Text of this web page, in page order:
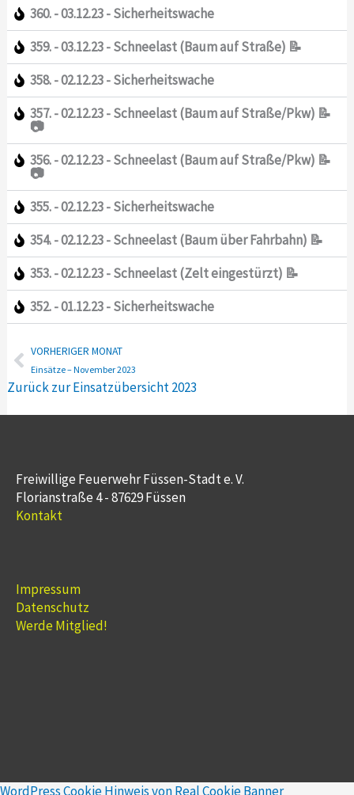
360. - 03.12.23 - Sicherheitswache
359. - 03.12.23 - Schneelast (Baum auf Straße) 📝
358. - 02.12.23 - Sicherheitswache
357. - 02.12.23 - Schneelast (Baum auf Straße/Pkw) 📝
📷
356. - 02.12.23 - Schneelast (Baum auf Straße/Pkw) 📝
📷
355. - 02.12.23 - Sicherheitswache
354. - 02.12.23 - Schneelast (Baum über Fahrbahn) 📝
353. - 02.12.23 - Schneelast (Zelt eingestürzt) 📝
352. - 01.12.23 - Sicherheitswache
Zurück
VORHERIGER MONAT
Einsätze – November 2023
Zurück zur Einsatzübersicht 2023
Freiwillige Feuerwehr Füssen-Stadt e. V.
Florianstraße 4 - 87629 Füssen
Kontakt
Impressum
Datenschutz
Werde Mitglied!
WordPress Cookie Hinweis von Real Cookie Banner